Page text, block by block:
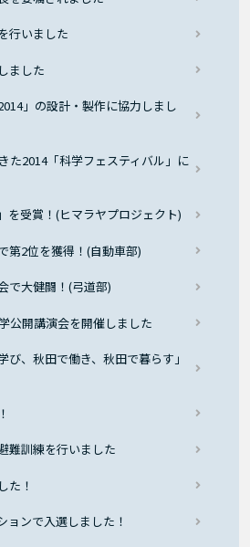
行いました
ました
」の設計・製作に協力しまし
た2014「科学フェスティバル」に
を受賞！(ヒマラヤプロジェクト)
第2位を獲得！(自動車部)
で大健闘！(弓道部)
公開講演会を開催しました
、秋田で働き、秋田で暮らす」
難訓練を行いました
た！
ョンで入選しました！